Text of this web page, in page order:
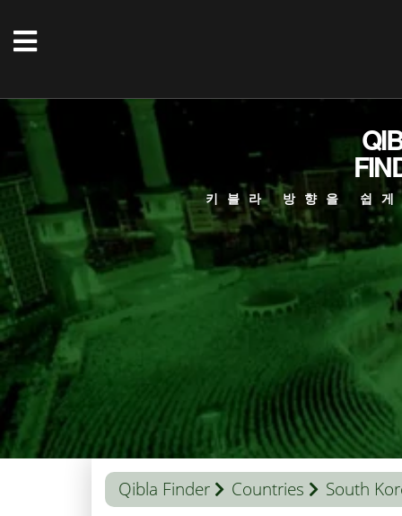
키블라 방향을 쉽
Qibla Finder Countries South